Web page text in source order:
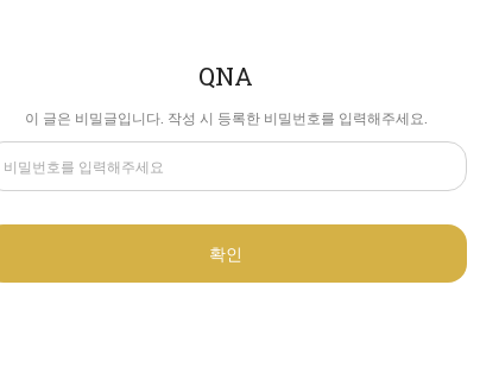
QNA
이 글은 비밀글입니다. 작성 시 등록한 비밀번호를 입력해주세요.
확인